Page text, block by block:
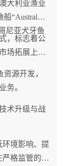
大利亚渔业
船“Austral
尼亚犬牙鱼
，标志着公
场拓展上的
源开发，
务。
术升级与战
境影响、提
格监管的南